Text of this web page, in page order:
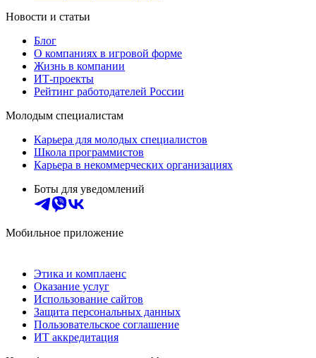
Новости и статьи
Блог
О компаниях в игровой форме
Жизнь в компании
ИТ-проекты
Рейтинг работодателей России
Молодым специалистам
Карьера для молодых специалистов
Школа программистов
Карьера в некоммерческих организациях
Боты для уведомлений
Мобильное приложение
Этика и комплаенс
Оказание услуг
Использование сайтов
Защита персональных данных
Пользовательское соглашение
ИТ аккредитация